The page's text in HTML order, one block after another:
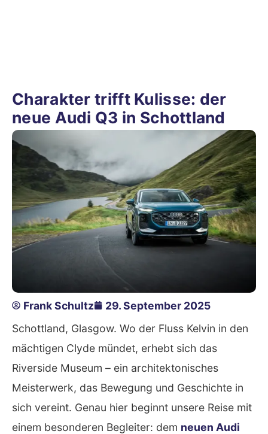
Charakter trifft Kulisse: der
neue Audi Q3 in Schottland
Frank Schultz
29. September 2025
Schottland, Glasgow. Wo der Fluss Kelvin in den
mächtigen Clyde mündet, erhebt sich das
Riverside Museum – ein architektonisches
Meisterwerk, das Bewegung und Geschichte in
sich vereint. Genau hier beginnt unsere Reise mit
einem besonderen Begleiter: dem neuen Audi